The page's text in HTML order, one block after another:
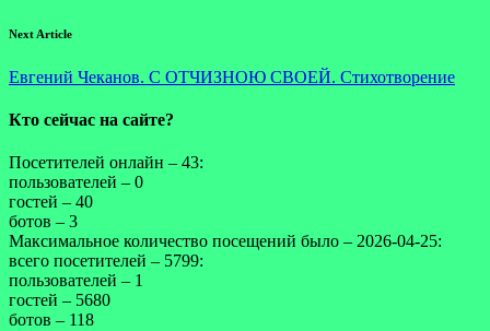
Next Article
Евгений Чеканов. С ОТЧИЗНОЮ СВОЕЙ. Стихотворение
Кто сейчас на сайте?
Посетителей онлайн – 43:
пользователей – 0
гостей – 40
ботов – 3
Максимальное количество посещений было – 2026-04-25:
всего посетителей – 5799:
пользователей – 1
гостей – 5680
ботов – 118